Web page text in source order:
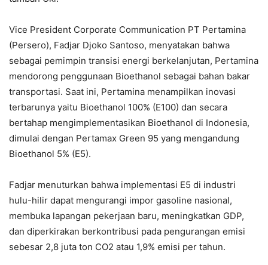
Vice President Corporate Communication PT Pertamina
(Persero), Fadjar Djoko Santoso, menyatakan bahwa
sebagai pemimpin transisi energi berkelanjutan, Pertamina
mendorong penggunaan Bioethanol sebagai bahan bakar
transportasi. Saat ini, Pertamina menampilkan inovasi
terbarunya yaitu Bioethanol 100% (E100) dan secara
bertahap mengimplementasikan Bioethanol di Indonesia,
dimulai dengan Pertamax Green 95 yang mengandung
Bioethanol 5% (E5).
Fadjar menuturkan bahwa implementasi E5 di industri
hulu-hilir dapat mengurangi impor gasoline nasional,
membuka lapangan pekerjaan baru, meningkatkan GDP,
dan diperkirakan berkontribusi pada pengurangan emisi
sebesar 2,8 juta ton CO2 atau 1,9% emisi per tahun.